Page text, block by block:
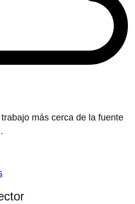
más cerca de la fuente